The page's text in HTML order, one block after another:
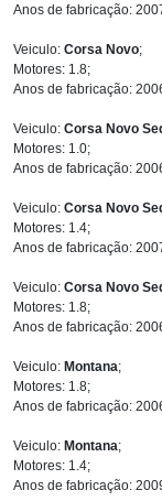
Anos de fabricação:
Veiculo: Corsa Novo;
Motores: 1.8;
Anos de fabricação:
Veiculo: Corsa Novo
Motores: 1.0;
Anos de fabricação:
Veiculo: Corsa Novo
Motores: 1.4;
Anos de fabricação:
Veiculo: Corsa Novo
Motores: 1.8;
Anos de fabricação:
Veiculo: Montana;
Motores: 1.8;
Anos de fabricação:
Veiculo: Montana;
Motores: 1.4;
Anos de fabricação: